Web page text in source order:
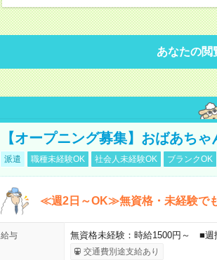
あなたの閲
【オープニング募集】おばあち
派遣 職種未経験OK 社会人未経験OK ブランクOK
≪週2日～OK≫無資格・未経験で
給与 無資格未経験：時給1500円～ ■
交通費別途支給あり